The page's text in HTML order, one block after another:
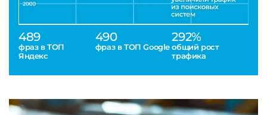
489
фраз в ТОП
Яндекс
490
фраз в ТОП Google
292%
общий рост
трафика